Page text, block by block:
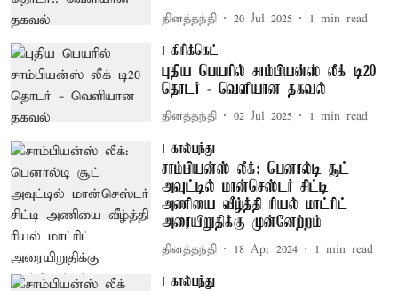
தினத்தந்தி 20 Jul 2025 1 min read
கிரிக்கெட்
புதிய பெயரில் சாம்பியன்ஸ் லீக் டி20
தொடர் - வெளியான தகவல்
தினத்தந்தி 02 Jul 2025 1 min read
கால்பந்து
சாம்பியன்ஸ் லீக்: பெனால்டி சூட்
அவுட்டில் மான்செஸ்டர் சிட்டி
அணியை வீழ்த்தி ரியல் மாட்ரிட்
அரையிறுதிக்கு முன்னேற்றம்
தினத்தந்தி 18 Apr 2024 1 min read
கால்பந்து